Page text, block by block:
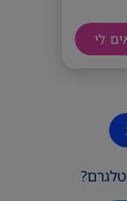
לי